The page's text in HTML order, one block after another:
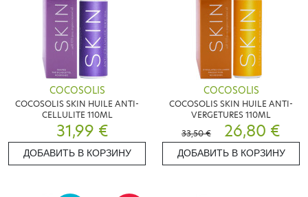
COCOSOLIS
COCOSOLIS SKIN HUILE ANTI-
CELLULITE 110ML
31,99 €
ДОБАВИТЬ В КОРЗИНУ
COCOSOLIS
COCOSOLIS SKIN HUILE ANTI-
VERGETURES 110ML
33,50 €
26,80 €
ДОБАВИТЬ В КОРЗИНУ